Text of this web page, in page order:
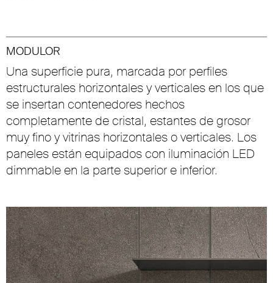
MODULOR
Una superficie pura, marcada por perfiles
estructurales horizontales y verticales en los que
se insertan contenedores hechos
completamente de cristal, estantes de grosor
muy fino y vitrinas horizontales o verticales. Los
paneles están equipados con iluminación LED
dimmable en la parte superior e inferior.